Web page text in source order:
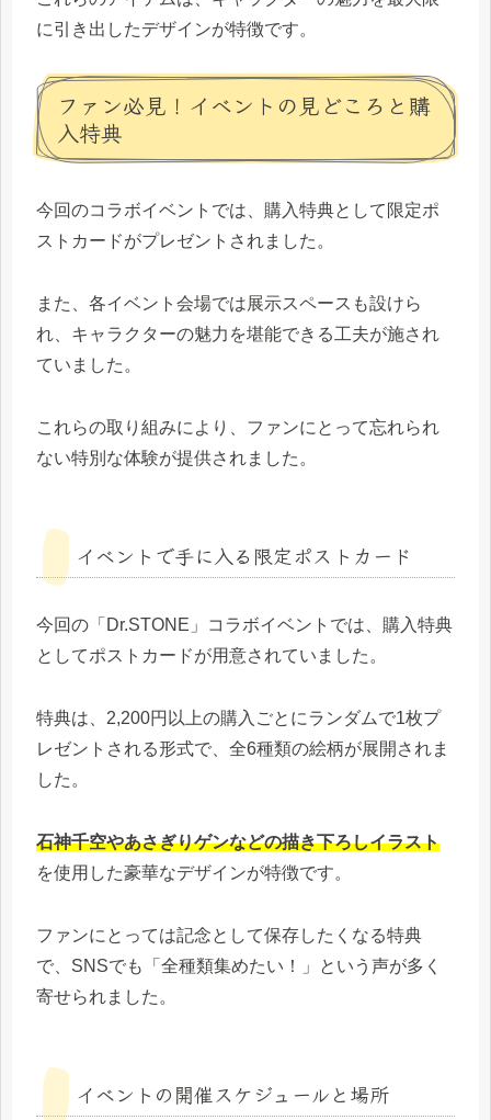
に引き出したデザインが特徴です。
ファン必見！イベントの見どころと購
入特典
今回のコラボイベントでは、購入特典として限定ポ
ストカードがプレゼントされました。
また、各イベント会場では展示スペースも設けら
れ、キャラクターの魅力を堪能できる工夫が施され
ていました。
これらの取り組みにより、ファンにとって忘れられ
ない特別な体験が提供されました。
イベントで手に入る限定ポストカード
今回の「Dr.STONE」コラボイベントでは、購入特典
としてポストカードが用意されていました。
特典は、2,200円以上の購入ごとにランダムで1枚プ
レゼントされる形式で、全6種類の絵柄が展開されま
した。
石神千空やあさぎりゲンなどの描き下ろしイラスト
を使用した豪華なデザインが特徴です。
ファンにとっては記念として保存したくなる特典
で、SNSでも「全種類集めたい！」という声が多く
寄せられました。
イベントの開催スケジュールと場所